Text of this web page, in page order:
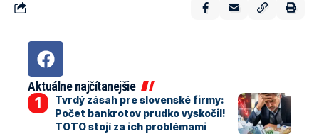
Aktuálne najčítanejšie
Tvrdý zásah pre slovenské firmy:
Počet bankrotov prudko vyskočil!
TOTO stojí za ich problémami